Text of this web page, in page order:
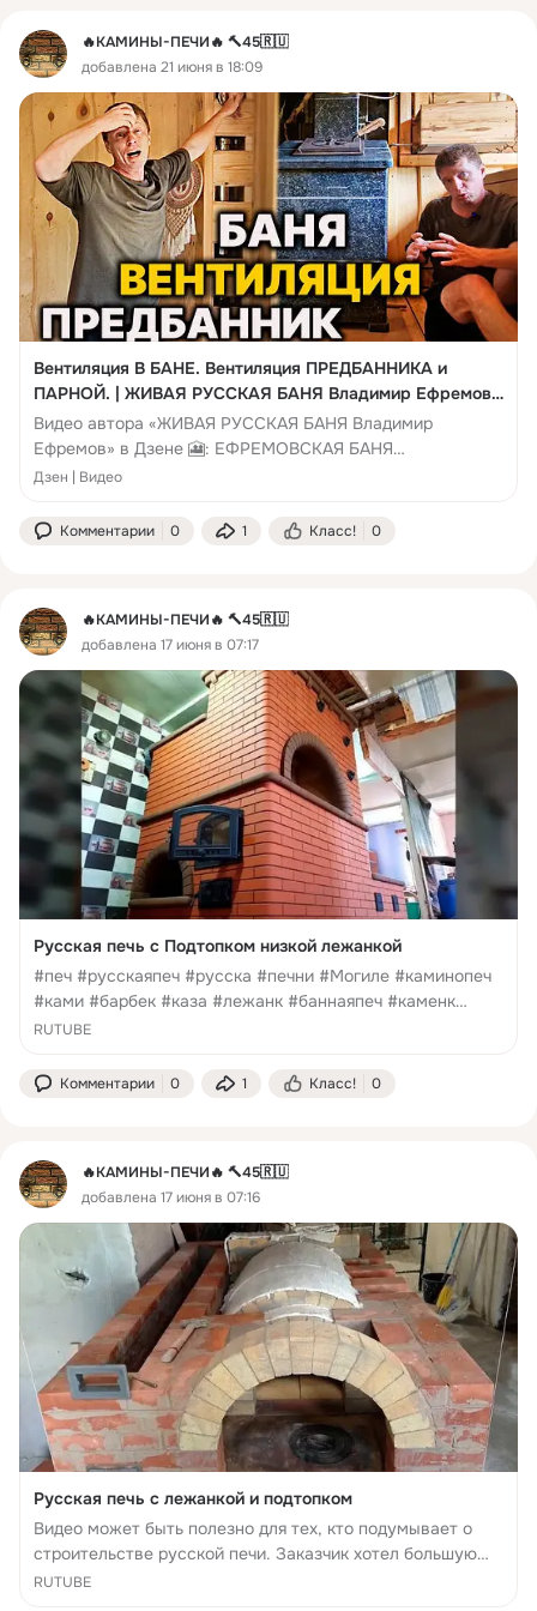
Мама грела водичку в печи,
Нам чумазым, помыть свои лички.
*
Это фото пронзает века,
Взгляд мальчонки на нас устремлён,
Это Русь в нём о
🔥КАМИНЫ-ПЕЧИ🔥 🔨45🇷🇺
добавлена 21 июня в 18:09
Вентиляция В БАНЕ. Вентиляция ПРЕДБАННИКА и
ПАРНОЙ. | ЖИВАЯ РУССКАЯ БАНЯ Владимир Ефремов |
Дзен
Видео автора «ЖИВАЯ РУССКАЯ БАНЯ Владимир
Ефремов» в Дзене 🎦: ЕФРЕМОВСКАЯ БАНЯ
https://clc.to/REI3_Q БАНЯ и ПУТЕШЕСТВИЕ на АЛТАЕ +7
Дзен | Видео
Комментарии 0 1 Класс! 0
🔥КАМИНЫ-ПЕЧИ🔥 🔨45🇷🇺
добавлена 17 июня в 07:17
Русская печь с Подтопком низкой лежанкой
#печ #русскаяпеч #русска #печни #Могиле #каминопеч
#ками #барбек #каза #лежанк #баннаяпеч #каменк
#чертеж #порядовк #печьцен #печникмогиле
#уличныйкомплек #ви...
RUTUBE
Комментарии 0 1 Класс! 0
🔥КАМИНЫ-ПЕЧИ🔥 🔨45🇷🇺
добавлена 17 июня в 07:16
Русская печь с лежанкой и подтопком
Видео может быть полезно для тех, кто подумывает о
строительстве русской печи. Заказчик хотел большую
печь с лежанкой и подтопком. В русской печи он
RUTUBE